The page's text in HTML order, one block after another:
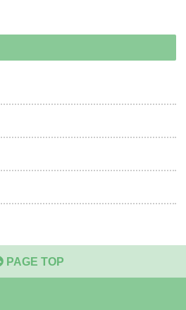
PAGE TOP